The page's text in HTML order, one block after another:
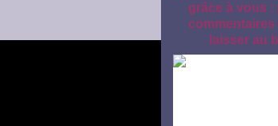
grâce à vous
laisser au